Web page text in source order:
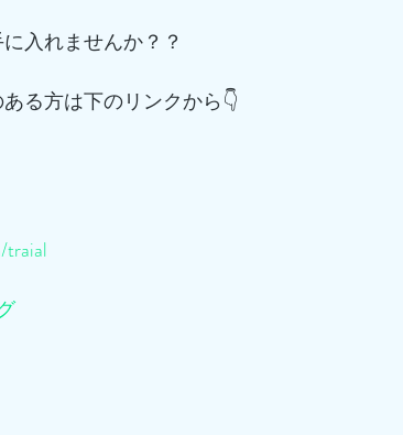
入れませんか？？
る方は下のリンクから👇
traial